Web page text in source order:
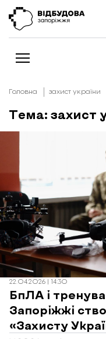
Новини
Бізнес
Шлях додому
Відбудова. Життя
Колонки
Про нас
Редакційна
Головна захист україни
Тема: захист
22.04.2026 | 14:30
БпЛА і
Запоріжжі
«Захисту